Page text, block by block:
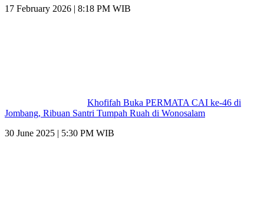
17 February 2026 | 8:18 PM WIB
Khofifah Buka PERMATA CAI ke-46 di
Jombang, Ribuan Santri Tumpah Ruah di Wonosalam
30 June 2025 | 5:30 PM WIB